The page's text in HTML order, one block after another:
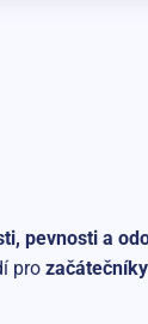
pevnosti a
pro